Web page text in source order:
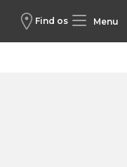
Find os Menu